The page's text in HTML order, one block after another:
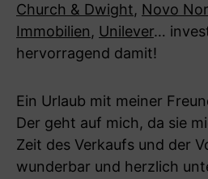
Church & Dwight, Novo
Immobilien, Unilever…
hervorragend damit!
Ein Urlaub mit meiner
Der geht auf mich, da sie
Zeit des Verkaufs und der
wunderbar und herzlich